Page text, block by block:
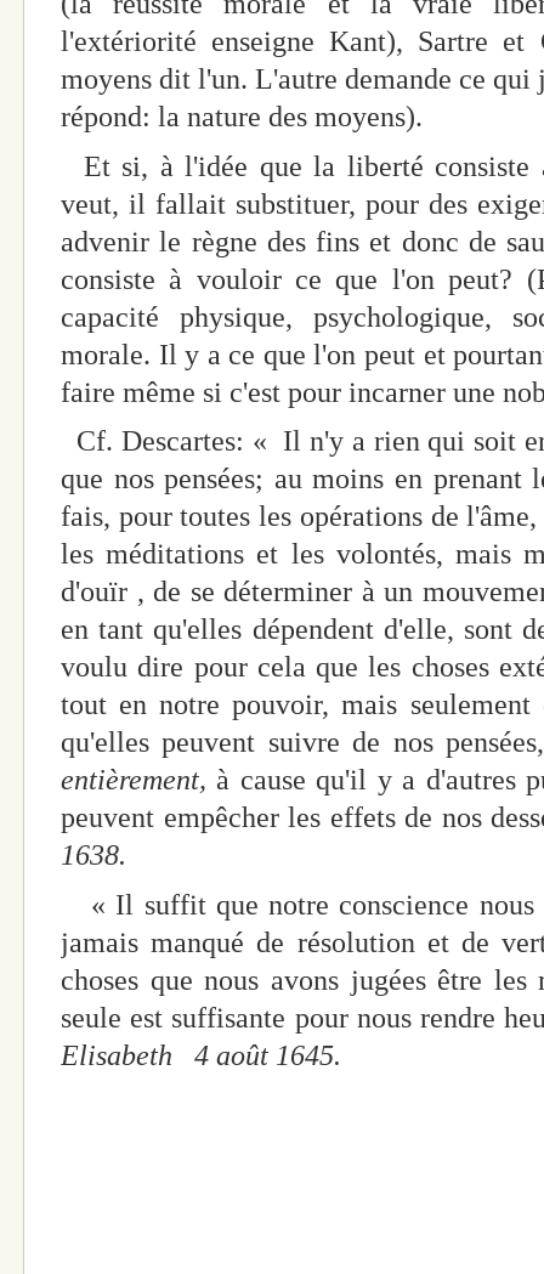
l'extériorité enseigne Kant), Sartre
moyens dit l'un. L'autre demande ce
répond: la nature des moyens).
Et si, à l'idée que la liberté consiste
veut, il fallait substituer, pour des
advenir le règne des fins et donc de
consiste à vouloir ce que l'on peut?
capacité physique, psychologique,
morale. Il y a ce que l'on peut et
faire même si c'est pour incarner une
Cf. Descartes: « Il n'y a rien qui soit
que nos pensées; au moins en prenant
fais, pour toutes les opérations de
les méditations et les volontés, mais
d'ouïr , de se déterminer à un
en tant qu'elles dépendent d'elle, sont
voulu dire pour cela que les choses
tout en notre pouvoir, mais
qu'elles peuvent suivre de nos
entièrement, à cause qu'il y a d'autres
peuvent empêcher les effets de nos
1638.
« Il suffit que notre conscience nous
jamais manqué de résolution et de
choses que nous avons jugées être
seule est suffisante pour nous rendre
Elisabeth 4 août 1645.